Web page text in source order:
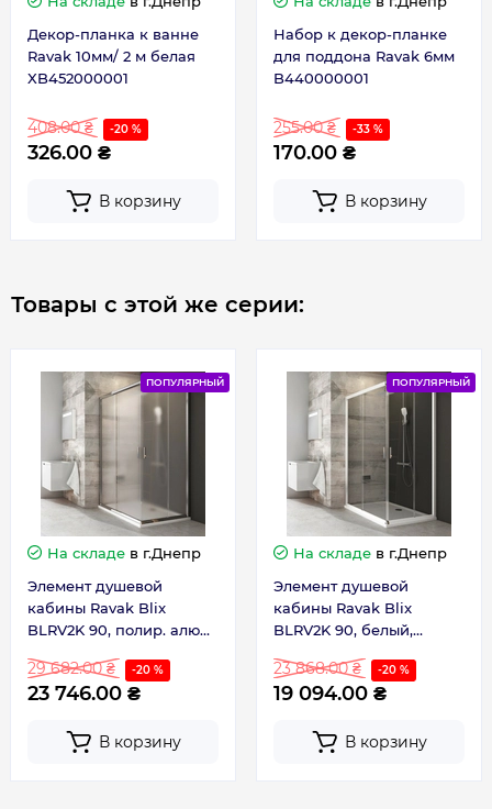
Габариты
Декор-планка к ванне
Ravak 10мм/ 2 м белая
XB452000001
408.00 ₴ -20 %
326.00 ₴
В корзину
Набор к декор-планке
для поддона Ravak 6мм
B440000001
255.00 ₴ -33 %
170.00 ₴
В корзину
Товары с этой же серии:
ПОПУЛЯРНЫЙ
На складе в г.Днепр
Элемент душевой
кабины Ravak Blix
BLRV2K 90, полир. алюм.,
29 682.00 ₴ -20 %
23 746.00 ₴
В корзину
ПОПУЛЯРНЫЙ
На складе в г.Днепр
Элемент душевой
кабины Ravak Blix
BLRV2K 90, белый,
23 868.00 ₴ -20 %
19 094.00 ₴
В корзину